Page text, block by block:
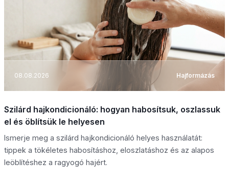
08.08.2026 Hajformázás
Szilárd hajkondicionáló: hogyan habosítsuk, oszlassuk
el és öblítsük le helyesen
Ismerje meg a szilárd hajkondicionáló helyes használatát:
tippek a tökéletes habosításhoz, eloszlatáshoz és az alapos
leöblítéshez a ragyogó hajért.